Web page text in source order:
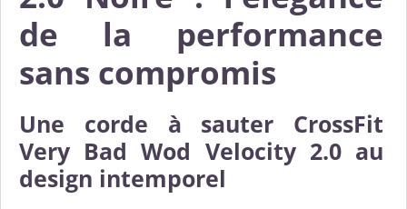
de la performance
sans compromis
Une corde à sauter CrossFit
Very Bad Wod Velocity 2.0au
design intemporel